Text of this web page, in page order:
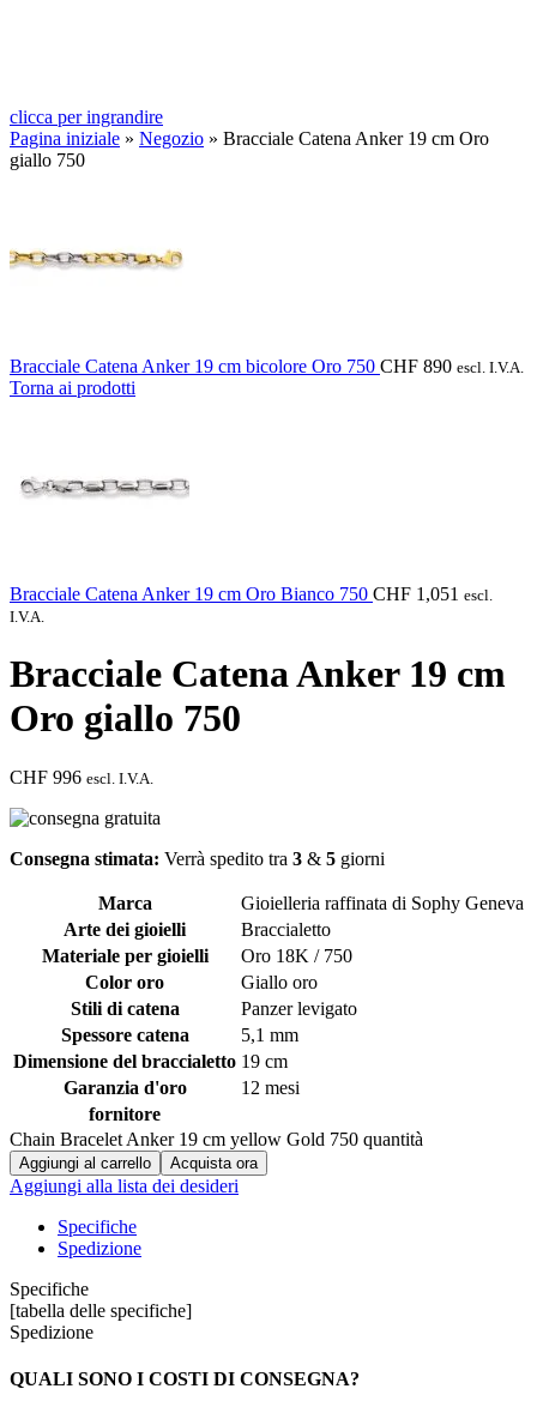
clicca per ingrandire
Pagina iniziale » Negozio » Bracciale Catena Anker 19 cm Oro
giallo 750
Bracciale Catena Anker 19 cm bicolore Oro 750 CHF 890 escl. I.V.A.
Torna ai prodotti
Bracciale Catena Anker 19 cm Oro Bianco 750 CHF 1,051 escl.
I.V.A.
Bracciale Catena Anker 19 cm
Oro giallo 750
CHF 996 escl. I.V.A.
Consegna stimata: Verrà spedito tra 3 & 5 giorni
Marca
Gioielleria raffinata di Sophy Geneva
Arte dei gioielli
Braccialetto
Materiale per gioielli
Oro 18K / 750
Color oro
Giallo oro
Stili di catena
Panzer levigato
Spessore catena
5,1 mm
Dimensione del braccialetto 19 cm
Garanzia d'oro
12 mesi
fornitore
Chain Bracelet Anker 19 cm yellow Gold 750 quantità
Aggiungi al carrello Acquista ora
Aggiungi alla lista dei desideri
Specifiche
Spedizione
Specifiche
[tabella delle specifiche]
Spedizione
QUALI SONO I COSTI DI CONSEGNA?